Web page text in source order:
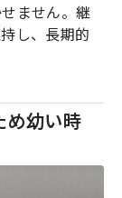
ません。継
し、長期的
め幼い時